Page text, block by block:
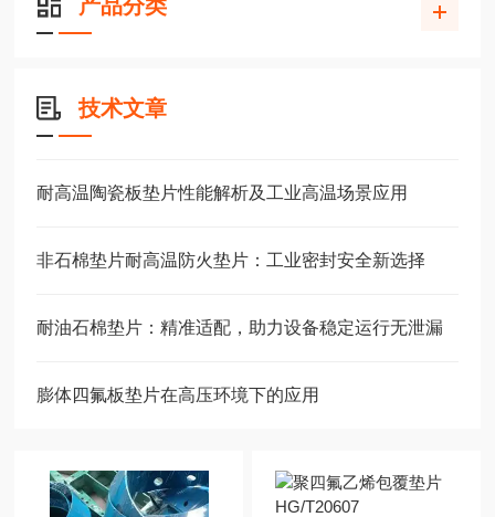
产品分类
技术文章
耐高温陶瓷板垫片性能解析及工业高温场景应用
非石棉垫片耐高温防火垫片：工业密封安全新选择
耐油石棉垫片：精准适配，助力设备稳定运行无泄漏
膨体四氟板垫片在高压环境下的应用